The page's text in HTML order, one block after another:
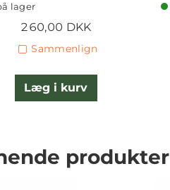
lager
260,00 DKK
Sammenlign
Læg i kurv
produkter